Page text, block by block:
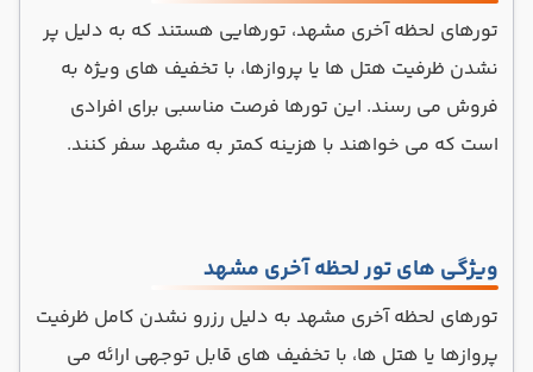
تورهای لحظه آخری مشهد، تورهایی هستند که به دلیل پر
نشدن ظرفیت هتل ها یا پروازها، با تخفیف های ویژه به
فروش می رسند. این تورها فرصت مناسبی برای افرادی
است که می خواهند با هزینه کمتر به مشهد سفر کنند.
ویژگی های تور لحظه آخری مشهد
تورهای لحظه آخری مشهد به دلیل رزرو نشدن کامل ظرفیت
پروازها یا هتل ها، با تخفیف های قابل توجهی ارائه می